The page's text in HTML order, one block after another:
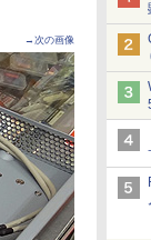
→次の画像